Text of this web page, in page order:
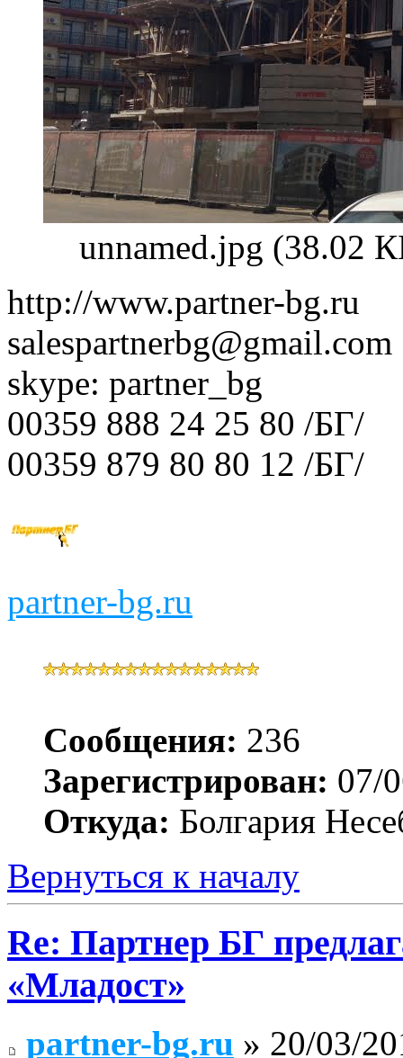
unnamed.jpg (38.02
http://www.partner-bg.ru
salespartnerbg@gmail.com
skype: partner_bg
00359 888 24 25 80 /БГ/
00359 879 80 80 12 /БГ/
partner-bg.ru
Сообщения: 236
Зарегистрирован: 07/
Откуда: Болгария
Вернуться к началу
Re: Партнер БГ
«Младост»
partner-bg.ru » 20/03/